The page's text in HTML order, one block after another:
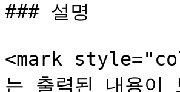
### 설명
<mark
는 출력된 내용이